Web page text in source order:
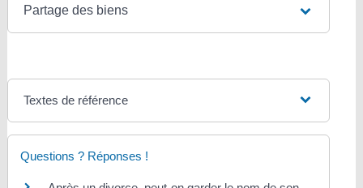
Partage des biens
Textes de référence
Questions ? Réponses !